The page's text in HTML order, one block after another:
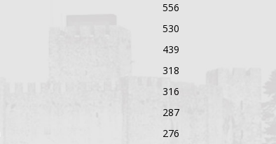
556
530
439
318
316
287
276